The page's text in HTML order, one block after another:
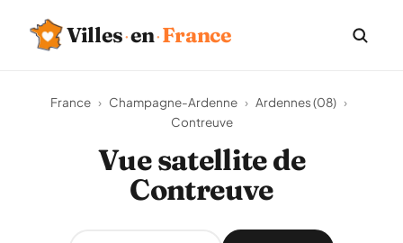
Villes·en·France
France › Champagne-Ardenne › Ardennes (08) ›
Contreuve
Vue satellite de
Contreuve